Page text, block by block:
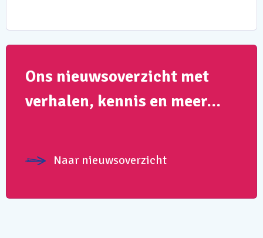
Ons nieuwsoverzicht met
verhalen, kennis en meer…
Naar nieuwsoverzicht